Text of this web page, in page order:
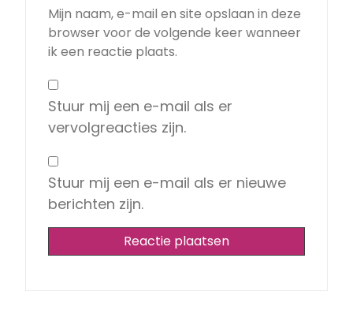
Mijn naam, e-mail en site opslaan in deze
browser voor de volgende keer wanneer
ik een reactie plaats.
Stuur mij een e-mail als er
vervolgreacties zijn.
Stuur mij een e-mail als er nieuwe
berichten zijn.